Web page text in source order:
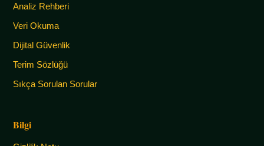
Analiz Rehberi
Veri Okuma
Dijital Güvenlik
Terim Sözlüğü
Sıkça Sorulan Sorular
Bilgi